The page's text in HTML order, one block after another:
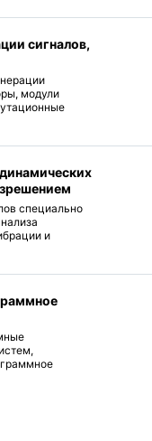
сигналов,
модули
специально
и